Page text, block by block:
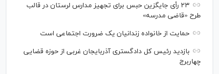
۲۳ رأی جایگزین حبس برای تجهیز مدارس لرستان در قالب
طرح «قاضی مدرسه»
حمایت از خانواده زندانیان یک ضرورت اجتماعی است
بازدید رئیس کل دادگستری آذربایجان غربی از حوزه قضایی
چهاربرج